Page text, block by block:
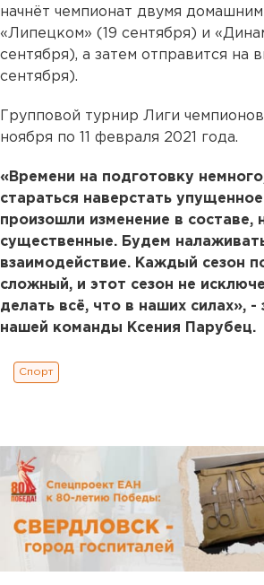
начнёт чемпионат двумя
«Липецком» (19 сентября) и
сентября), а затем отправится на
сентября).
Групповой турнир Лиги
ноября по 11 февраля 2021 года.
«Времени на подготовку
стараться наверстать
произошли изменение в составе,
существенные. Будем
взаимодействие. Каждый сезон
сложный, и этот сезон не
делать всё, что в наших силах», -
нашей команды Ксения Парубец.
Спорт